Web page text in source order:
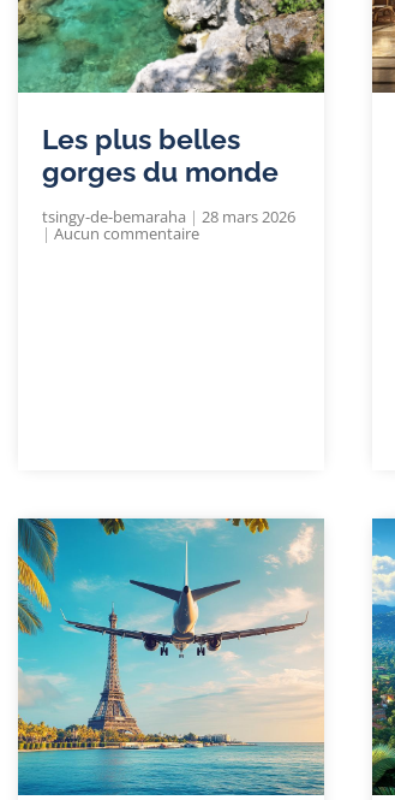
Les plus belles
gorges du monde
tsingy-de-bemaraha 28 mars 2026
Aucun commentaire